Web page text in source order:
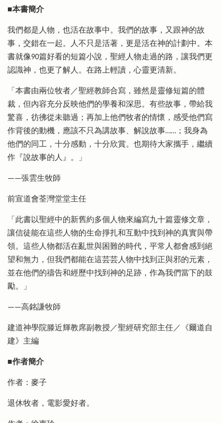
■本書簡介
我們都是人物，也活在故事中。我們的故事，又跟神的故
事，交錯在一起。人不只是活著，更是活在神的計劃中。本
書就像90篇好看的短篇小說，聖經人物走過的路，讓我們更
認識神，也更了解人。在路上輕讀，心靈更清新。
「本書由兩位牧者／聖經教師合寫，雖然是靈修短篇的體
裁，但內容充分反映他們的學養和深思。有些故事，帶給我
驚喜，彷彿從未聽過；再加上他們牧者的情懷，感受他們寫
作背後的動機，應該不只為講故事、解說故事……；我身為
他們的同工，十分感動，十分欣賞。也期待大家攜手，繼續
作『說故事的人』。」
——張雲生牧師
前宣道會荃灣堂堂主任
「此書以聖經中的新舊約多個人物來編寫九十篇靈修文章，
讓信徒能在這些人物的生命掙扎和互動中找到神的真實與帶
領。這些人物都活在亂世與困難的時代，平常人都會感到絕
望和無力，但我們都能在這芸芸人物中找到正與邪的元素，
並在他們的禱告和經歷中找到神的足跡，作為我們當下的鼓
勵。」
——高銘謙牧師
建道神學院滕近輝教席副教授／聖經研究部主任／《爾道自
建》主編
■作者簡介
作者：麥子
退休牧者，電影愛好者。